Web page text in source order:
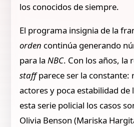
los conocidos de siempre.
El programa insignia de la
orden continúa generando
para la NBC. Con los años, la
staffparece ser la constante:
actores y poca estabilidad de
esta serie policial los casos
Olivia Benson (Mariska